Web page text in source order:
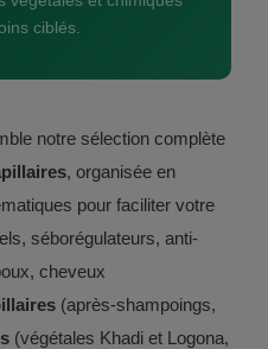
ciblés.
notre sélection complète
, organisée en
pour faciliter votre
séborégulateurs, anti-
cheveux
(après-shampoings,
(végétales Khadi et Logona,